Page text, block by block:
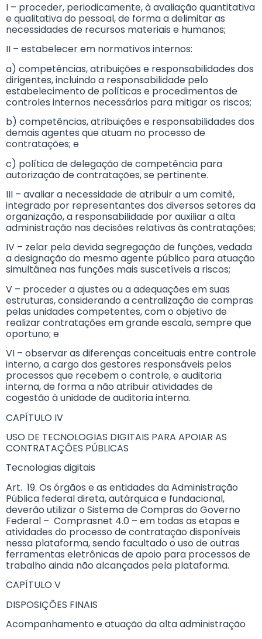
I – proceder, periodicamente, à avaliação quantitativa
e qualitativa do pessoal, de forma a delimitar as
necessidades de recursos materiais e humanos;
II – estabelecer em normativos internos:
a) competências, atribuições e responsabilidades dos
dirigentes, incluindo a responsabilidade pelo
estabelecimento de políticas e procedimentos de
controles internos necessários para mitigar os riscos;
b) competências, atribuições e responsabilidades dos
demais agentes que atuam no processo de
contratações; e
c) política de delegação de competência para
autorização de contratações, se pertinente.
III – avaliar a necessidade de atribuir a um comitê,
integrado por representantes dos diversos setores da
organização, a responsabilidade por auxiliar a alta
administração nas decisões relativas às contratações;
IV – zelar pela devida segregação de funções, vedada
a designação do mesmo agente público para atuação
simultânea nas funções mais suscetíveis a riscos;
V – proceder a ajustes ou a adequações em suas
estruturas, considerando a centralização de compras
pelas unidades competentes, com o objetivo de
realizar contratações em grande escala, sempre que
oportuno; e
VI – observar as diferenças conceituais entre controle
interno, a cargo dos gestores responsáveis pelos
processos que recebem o controle, e auditoria
interna, de forma a não atribuir atividades de
cogestão à unidade de auditoria interna.
CAPÍTULO IV
USO DE TECNOLOGIAS DIGITAIS PARA APOIAR AS
CONTRATAÇÕES PÚBLICAS
Tecnologias digitais
Art. 19. Os órgãos e as entidades da Administração
Pública federal direta, autárquica e fundacional,
deverão utilizar o Sistema de Compras do Governo
Federal – Comprasnet 4.0 – em todas as etapas e
atividades do processo de contratação disponíveis
nessa plataforma, sendo facultado o uso de outras
ferramentas eletrônicas de apoio para processos de
trabalho ainda não alcançados pela plataforma.
CAPÍTULO V
DISPOSIÇÕES FINAIS
Acompanhamento e atuação da alta administração